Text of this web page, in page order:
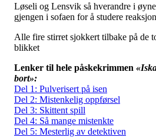
Løseli og Lensvik så hverandre i
gjengen i sofaen for å studere
Alle fire stirret sjokkert tilbake på de
blikket
Lenker til hele påskekrimmen
bort»:
Del 1: Pulverisert på isen
Del 2: Mistenkelig oppførsel
Del 3: Skittent spill
Del 4: Så mange mistenkte
Del 5: Mesterlig av detektiven